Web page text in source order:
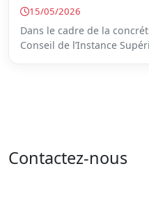
15/05/2026
Dans le cadre de la
Conseil de l’Instance
Contactez-nous